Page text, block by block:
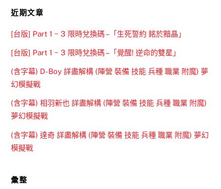
近期文章
[台版] Part 1 ~ 3 限時兌換碼 –「生死誓約 銘於黯晶」
[台版] Part 1 ~ 3 限時兌換碼 –「覺醒! 逆命的雙星」
(含字幕) D-Boy 詳盡解構 (陣營 裝備 技能 兵種 職業 附魔) 夢
幻模擬戰
(含字幕) 相羽新也 詳盡解構 (陣營 裝備 技能 兵種 職業 附魔)
夢幻模擬戰
(含字幕) 達奇 詳盡解構 (陣營 裝備 技能 兵種 職業 附魔) 夢幻
模擬戰
彙整